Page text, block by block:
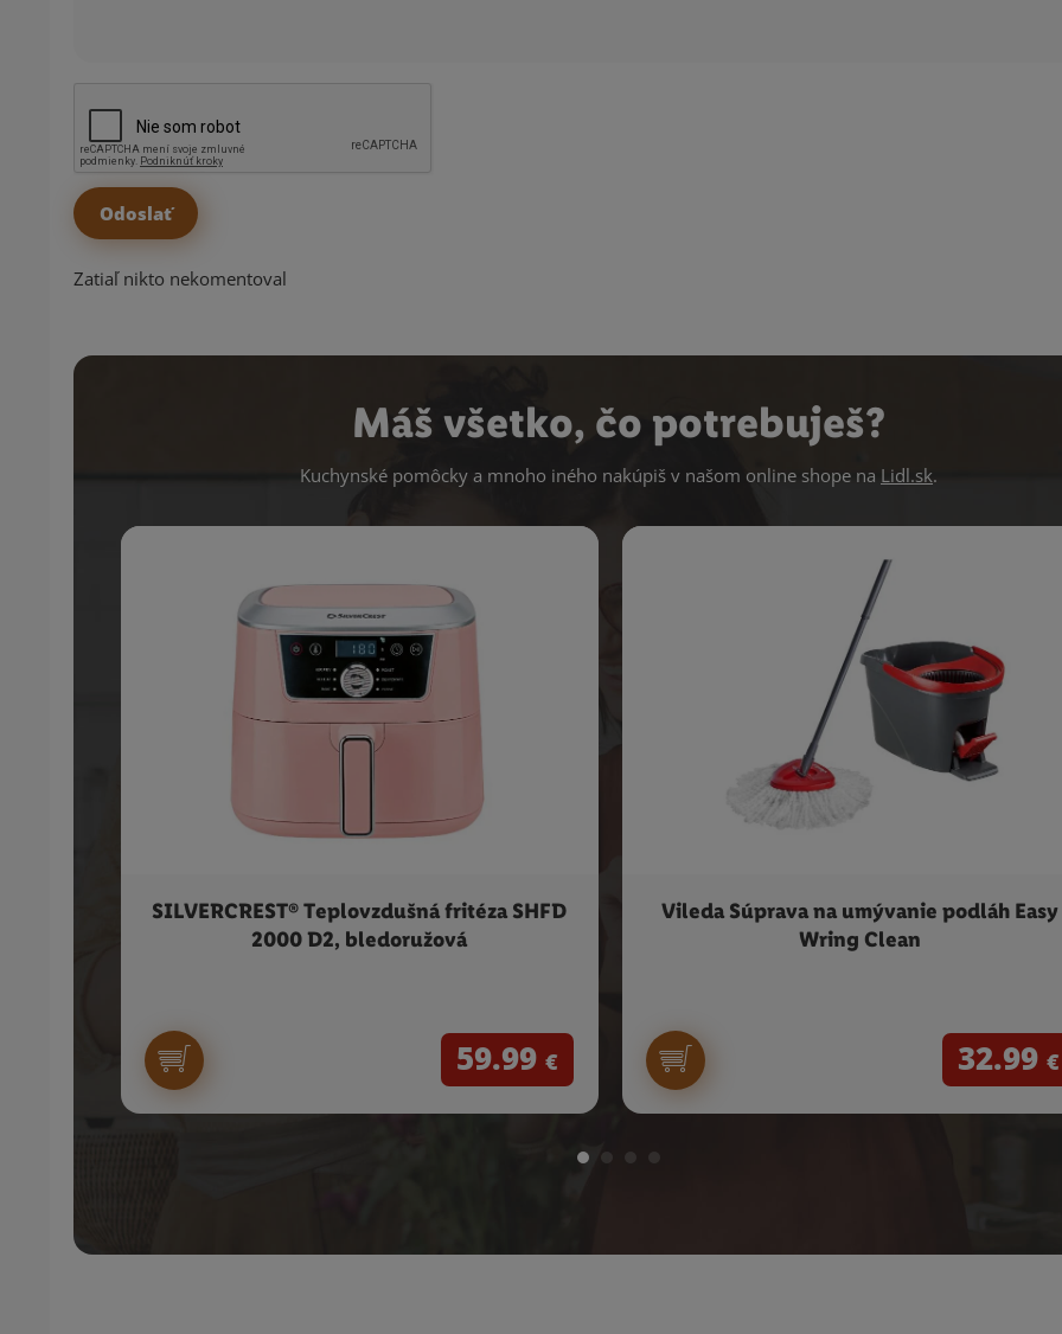
Zatiaľ nikto nekomentoval
Máš všetko, čo potrebuješ?
Kuchynské pomôcky a mnoho iného nakúpiš v našom online shope na Lidl.sk.
SILVERCREST® Teplovzdušná fritéza SHFD
2000 D2, bledoružová
59.99 €
Vileda Súprava na umývanie podláh Easy
Wring Clean
32.99 €